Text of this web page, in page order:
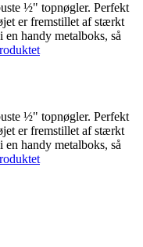
½" topnøgler. Perfekt
er fremstillet af stærkt
handy metalboks, så
½" topnøgler. Perfekt
er fremstillet af stærkt
handy metalboks, så